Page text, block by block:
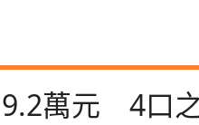
萬元 4口